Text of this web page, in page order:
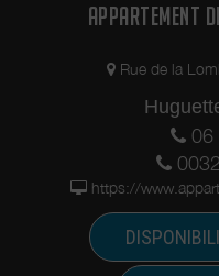
APPARTEMENT
Rue de la
06
https://